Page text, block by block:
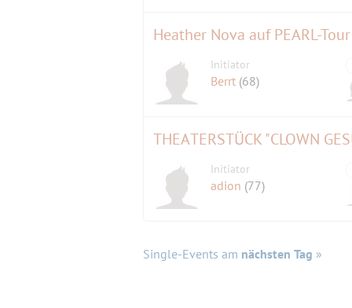
Heather Nova auf PEARL-
Initiator
Berrt (68)
THEATERSTÜCK "CLOWN
Initiator
adion (77)
Single-Events am nächsten Tag »